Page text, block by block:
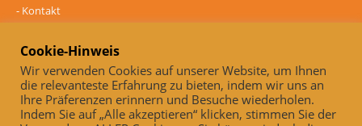
- Kontakt
Datenschutz
-Impressum
Online und unabhängig seit 2005
Auch, wenn wir derzeit noch keine (kostenpflichtige)
Cookie-Hinweis
Wir verwenden Cookies auf unserer Website, um Ihnen
die relevanteste Erfahrung zu bieten, indem wir uns an
Ihre Präferenzen erinnern und Besuche wiederholen.
Indem Sie auf „Alle akzeptieren“ klicken, stimmen Sie der